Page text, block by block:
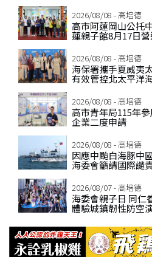
2026/08/08 - 高培德
高市阿蓮岡山公托
蓮親子館8月17日
2026/08/08 - 高培德
海保署攜手夏威夷
有效管控北太平洋
2026/08/08 - 高培德
高市青年局115年
企業二度申請
2026/08/08 - 高培德
因應中颱白海豚中
海委會籲請國際譴
2026/08/07 - 高培德
海委會親子日 同仁
體驗城鎮韌性防空